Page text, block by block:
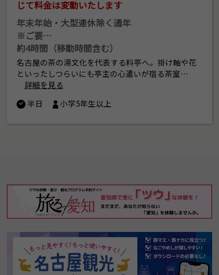
じて料金は変動いたします
年末年始・大型連休除く通年
※ご要…
約4時間（移動時間含む）
名古屋の茶の湯文化を代表する料亭へ。掛け軸や花
といったしつらいにも亭主の心遣いが宿る茶室…
詳細を見る
半日
小学5年生以上